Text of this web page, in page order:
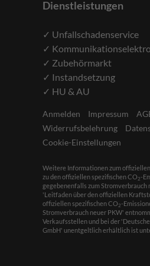
Dienstleistungen
✓ Unfallschadenservice
✓
✓ Zubehörmarkt
✓ Instandsetzung
✓ HU & AU
Anmelden Impressum
Widerrufsbelehrung
Cookie-Einstellungen
Weitere Informationen zum
zu den offiziellen spezifischen CO2-
gegebenenfalls zum Stromverbrauch
'Leitfaden über den offiziellen
offiziellen spezifischen CO2-
Stromverbrauch neuer PKW'
Verkaufsstellen und bei der
GmbH' unentgeltlich erhältlich ist